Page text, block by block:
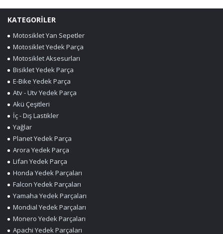
KATEGORİLER
Motosiklet Yan Sepetler
Motosiklet Yedek Parça
Motosiklet Aksesurları
Bisiklet Yedek Parça
E-Bike Yedek Parça
Atv - Utv Yedek Parça
Akü Çeşitleri
İç - Dış Lastikler
Yağlar
Planet Yedek Parça
Arora Yedek Parça
Lifan Yedek Parça
Honda Yedek Parçaları
Falcon Yedek Parçaları
Yamaha Yedek Parçaları
Mondial Yedek Parçaları
Monero Yedek Parçaları
Apachi Yedek Parçaları